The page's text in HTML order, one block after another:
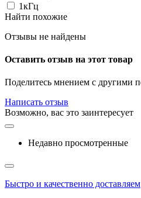
1кГц
Найти похожие
Отзывы не найдены
Оставить отзыв на этот товар
Поделитесь мнением с другими
Написать отзыв
Возможно, вас это заинтересует
Недавно просмотренные
Быстро и качественно доставляем